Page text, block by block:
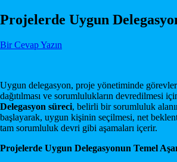
Projelerde Uygun
Bir Cevap Yazın
Uygun delegasyon, proje yönetiminde
dağıtılması ve sorumlulukların devredilmesi
Delegasyon süreci, belirli bir sorumluluk
başlayarak, uygun kişinin seçilmesi, net
tam sorumluluk devri gibi aşamaları içerir.
Projelerde Uygun Delegasyonun Temel